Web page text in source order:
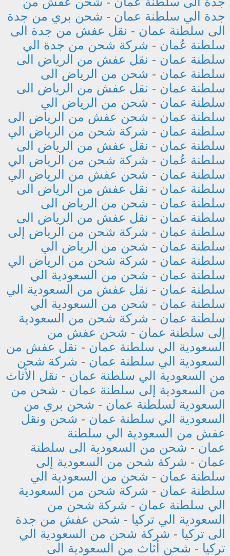
جدة الي سلطنة عمان - شحن بري من جدة
الى سلطنة عمان - نقل عفش من جدة الى
سلطنة عُمان - شركة شحن من جدة الي
سلطنة عمان - نقل عفش من الرياض الى
سلطنة عمان - شحن من الرياض الى
سلطنة عمان - نقل عفش من الرياض الى
سلطنة عمان - شحن من الرياض الي
سلطنة عمان - شحن عفش من الرياض الى
سلطنة عمان - شركة شحن من الرياض الي
سلطنة عمان - نقل عفش من الرياض الى
سلطنة عُمان - شركة شحن من الرياض الي
سلطنة عمان - شحن عفش من الرياض الي
سلطنة عمان - نقل عفش من الرياض الى
سلطنة عمان - شحن من الرياض الى
سلطنة عمان - نقل عفش من الرياض الى
سلطنة عمان - شركة شحن من الرياض إلى
سلطنة عمان - شحن من الرياض الي
سلطنة عمان - شركة شحن من الرياض الي
سلطنة عمان - شحن من السعودية الي
سلطنة عمان - نقل عفش من السعودية الي
سلطنة عمان - شحن من السعودية الي
سلطنة عمان - شركة شحن من السعودية
إلى سلطنة عمان - شحن عفش من
السعودية الي سلطنة عمان - نقل عفش من
السعودية الي سلطنة عمان - شركة شحن
من السعودية الي سلطنة عمان - نقل الأثاث
من السعودية إلى سلطنة عمان - شحن من
السعودية لسلطنة عمان - شحن بري من
السعودية الي سلطنة عمان - شحن ونقل
عفش من السعودية الي سلطنة
عمان - شحن من السعودية الى سلطنة
عمان - شركة شحن من السعودية إلى
سلطنة عمان - شحن من السعودية الي
سلطنة عمان - شركة شحن من السعودية
الي سلطنة عمان - شركة شحن من
السعودية الي تركيا - شحن عفش من جدة
الى تركيا - شركة شحن من السعودية الي
تركيا - شحن أثاث من السعودية الى